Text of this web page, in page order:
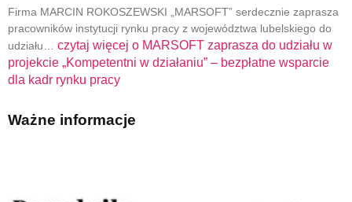
Firma MARCIN ROKOSZEWSKI „MARSOFT” serdecznie zaprasza
pracowników instytucji rynku pracy z województwa lubelskiego do
udziału… czytaj więcej o MARSOFT zaprasza do udziału w
projekcie „Kompetentni w działaniu” – bezpłatne wsparcie
dla kadr rynku pracy
Ważne informacje